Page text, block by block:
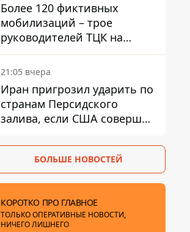
Более 120 фиктивных
мобилизаций – трое
руководителей ТЦК на
Волыни и Буковине
получили подозрения за
фейковые отчеты
21:05 вчера
Иран пригрозил ударить по
странам Персидского
залива, если США совершат
БОЛЬШЕ НОВОСТЕЙ
КОРОТКО ПРО ГЛАВНОЕ
ТОЛЬКО ОПЕРАТИВНЫЕ НОВОСТИ,
НИЧЕГО ЛИШНЕГО